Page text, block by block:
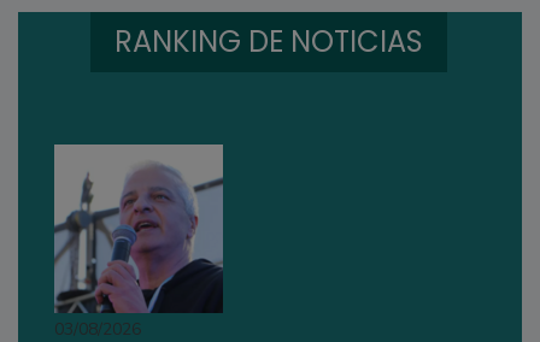
RANKING DE NOTICIAS
03/08/2026